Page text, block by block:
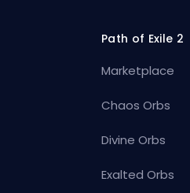
Path of Exile 2
Marketplace
Chaos Orbs
Divine Orbs
Exalted Orbs